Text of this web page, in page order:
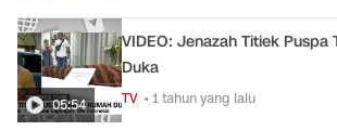
05:54
VIDEO: Jenazah Titiek Puspa
Duka
TV • 1 tahun yang lalu